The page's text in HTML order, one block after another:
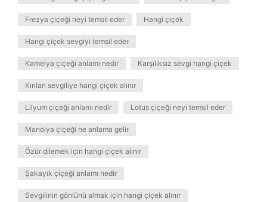
Frezya çiçeği neyi temsil eder Hangi çiçek
Hangi çiçek sevgiyi temsil eder
Kamelya çiçeği anlamı nedir Karşılıksız sevgi hangi çiçek
Kırılan sevgiliye hangi çiçek alınır
Lilyum çiçeği anlamı nedir Lotus çiçeği neyi temsil eder
Manolya çiçeği ne anlama gelir
Özür dilemek için hangi çiçek alınır
Şakayık çiçeği anlamı nedir
Sevgilinin gönlünü almak için hangi çiçek alınır